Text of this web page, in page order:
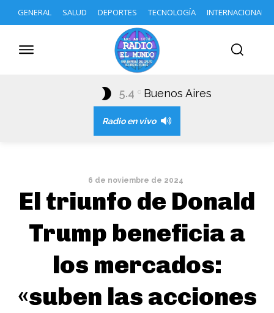
GENERAL SALUD DEPORTES TECNOLOGÍA INTERNACIONAL
5.4 C Buenos Aires
Radio en vivo
6 de noviembre de 2024
El triunfo de Donald
Trump beneficia a
los mercados:
«suben las acciones